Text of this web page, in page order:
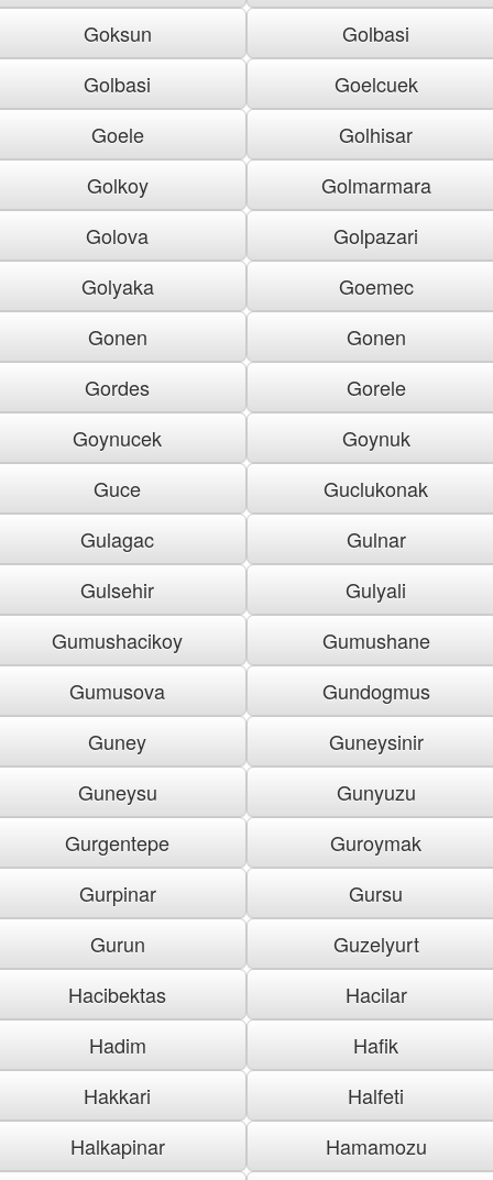
Goksun
Golbasi
Golbasi
Goelcuek
Goele
Golhisar
Golkoy
Golmarmara
Golova
Golpazari
Golyaka
Goemec
Gonen
Gonen
Gordes
Gorele
Goynucek
Goynuk
Guce
Guclukonak
Gulagac
Gulnar
Gulsehir
Gulyali
Gumushacikoy
Gumushane
Gumusova
Gundogmus
Guney
Guneysinir
Guneysu
Gunyuzu
Gurgentepe
Guroymak
Gurpinar
Gursu
Gurun
Guzelyurt
Hacibektas
Hacilar
Hadim
Hafik
Hakkari
Halfeti
Halkapinar
Hamamozu